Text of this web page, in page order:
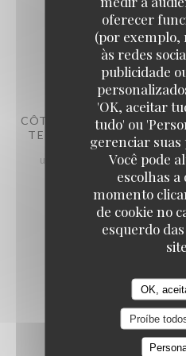
oferecer
(por exemplo,
às redes
publicidade
'OK, aceitar
tudo' ou
gerenciar suas
Você pode
escolhas
momento
de cookie no
esquerdo
site.
OK,
Proíbe
26,60
CÔTE DE BOEUF ANGUS
TERRE GRENAILLES
une côte de Boeuf de
90,00
Nos
La CaVe -